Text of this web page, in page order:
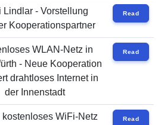
Lindlar - Vorstellung
Kooperationspartner
Read
WLAN-Netz in
- Neue Kooperation
drahtloses Internet in
der Innenstadt
Read
kostenloses WiFi-Netz
Read